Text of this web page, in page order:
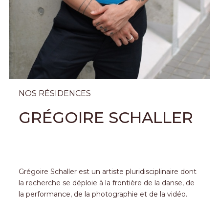
NOS RÉSIDENCES
GRÉGOIRE SCHALLER
Grégoire Schaller est un artiste pluridisciplinaire dont
la recherche se déploie à la frontière de la danse, de
la performance, de la photographie et de la vidéo.